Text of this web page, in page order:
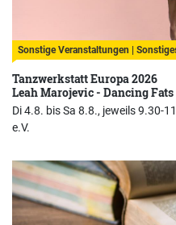
Sonstige Veranstaltungen |
Tanzwerkstatt Europa 2026
Leah Marojevic - Dancing
Di 4.8. bis Sa 8.8., jeweils 9.30-
e.V.